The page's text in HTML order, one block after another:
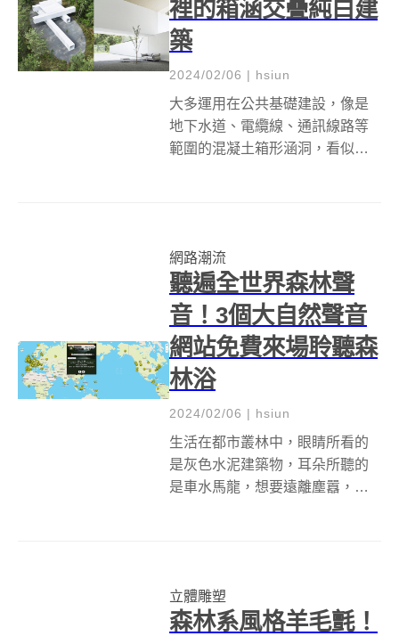
裡的箱涵交疊純白建
築
2024/02/06 | hsiun
大多運用在公共基礎建設，像是
地下水道、電纜線、通訊線路等
範圍的混凝土箱形涵洞，看似枯
宮田町的森林深處...
網路潮流
聽遍全世界森林聲
音！3個大自然聲音
網站免費來場聆聽森
林浴
2024/02/06 | hsiun
生活在都市叢林中，眼睛所看的
是灰色水泥建築物，耳朵所聽的
是車水馬龍，想要遠離塵囂，親
自然的聲音。不過待在家中也能
行萬里路、聽萬種...
立體雕塑
森林系風格羊毛氈！